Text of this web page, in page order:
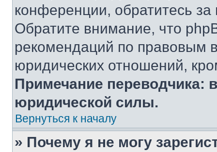
конференции, обратитесь
Обратите внимание, что
рекомендаций по правовым
юридических отношений,
Примечание переводчика:
юридической силы.
Вернуться к началу
» Почему я не могу